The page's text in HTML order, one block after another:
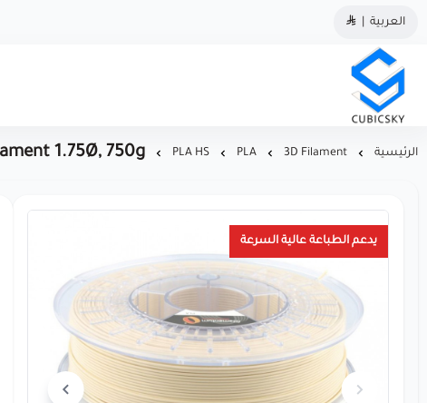
العربية
مؤسسة كيوبك سكاي
الرئيسية 3D Filament
PLA
PLA HS
1.75Ø, 750g
يدعم الطباعة عالية السرعة